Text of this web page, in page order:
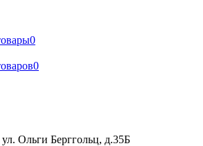
0
0
Ольги Берггольц, д.35Б